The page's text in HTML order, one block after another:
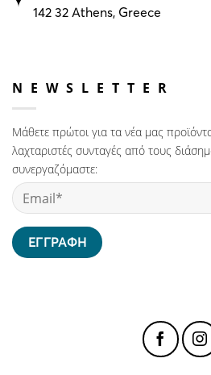
142 32 Athens, Greece
NEWSLETTER
Μάθετε πρώτοι για τα νέα μας προϊόντα
λαχταριστές συνταγές από τους
συνεργαζόμαστε: